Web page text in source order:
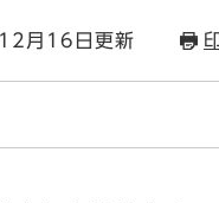
月16日更新